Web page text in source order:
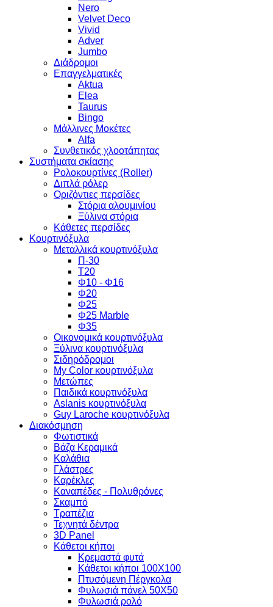
Nero
Velvet Deco
Vivid
Adver
Jumbo
Διάδρομοι
Επαγγελματικές
Aktua
Elea
Taurus
Bingo
Μάλλινες Μοκέτες
Alfa
Συνθετικός χλοοτάπητας
Συστήματα σκίασης
Ρολοκουρτίνες (Roller)
Διπλά ρόλερ
Οριζόντιες περσίδες
Στόρια αλουμινίου
Ξύλινα στόρια
Κάθετες περσίδες
Κουρτινόξυλα
Μεταλλικά κουρτινόξυλα
Π-30
Τ20
Φ10 - Φ16
Φ20
Φ25
Φ25 Marble
Φ35
Οικονομικά κουρτινόξυλα
Ξύλινα κουρτινόξυλα
Σιδηρόδρομοι
My Color κουρτινόξυλα
Μετώπες
Παιδικά κουρτινόξυλα
Aslanis κουρτινόξυλα
Guy Laroche κουρτινόξυλα
Διακόσμηση
Φωτιστικά
Βάζα Κεραμικά
Καλάθια
Γλάστρες
Καρέκλες
Καναπέδες - Πολυθρόνες
Σκαμπό
Τραπέζια
Τεχνητά δέντρα
3D Panel
Κάθετοι κήποι
Κρεμαστά φυτά
Κάθετοι κήποι 100Χ100
Πτυσόμενη Πέργκολα
Φυλωσιά πάνελ 50Χ50
Φυλωσιά ρολό